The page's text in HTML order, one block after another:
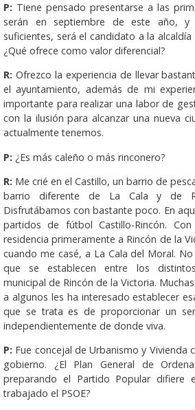
P: Tiene pensado presentarse a las
serán en septiembre de este año,
suficientes, será el candidato a la
¿Qué ofrece como valor diferencial?
R: Ofrezco la experiencia de llevar
el ayuntamiento, además de mi
importante para realizar una labor de
con la ilusión para alcanzar una nueva
actualmente tenemos.
P: ¿Es más caleño o más rinconero?
R: Me crié en el Castillo, un barrio de
barrio diferente de La Cala y de
Disfrutábamos con bastante poco. En
partidos de fútbol Castillo-Rincón.
residencia primeramente a Rincón de la
cuando me casé, a La Cala del Moral.
que se establecen entre los
municipal de Rincón de la Victoria.
a algunos les ha interesado establecer
que se trata es de proporcionar un
independientemente de donde viva.
P: Fue concejal de Urbanismo y Vivienda
gobierno. ¿El Plan General de
preparando el Partido Popular difiere
trabajado el PSOE?